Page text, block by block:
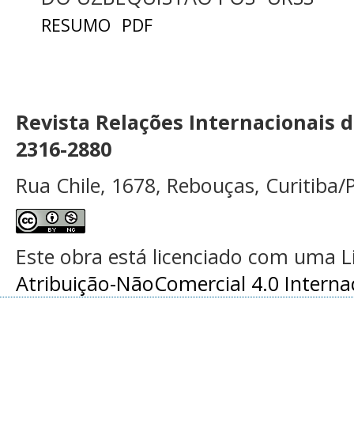
RESUMO PDF
Revista Relações Internacionais
2316-2880
Rua Chile, 1678, Rebouças, Curitiba/
Este obra está licenciado com uma
Atribuição-NãoComercial 4.0